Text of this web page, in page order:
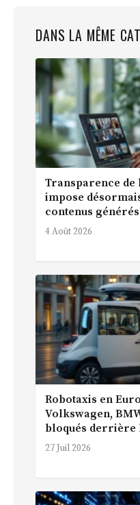
DANS LA MÊME
Transparence de
impose
contenus
4 Août 2026
Robotaxis en
Volkswagen,
bloqués derrière
27 Juil 2026